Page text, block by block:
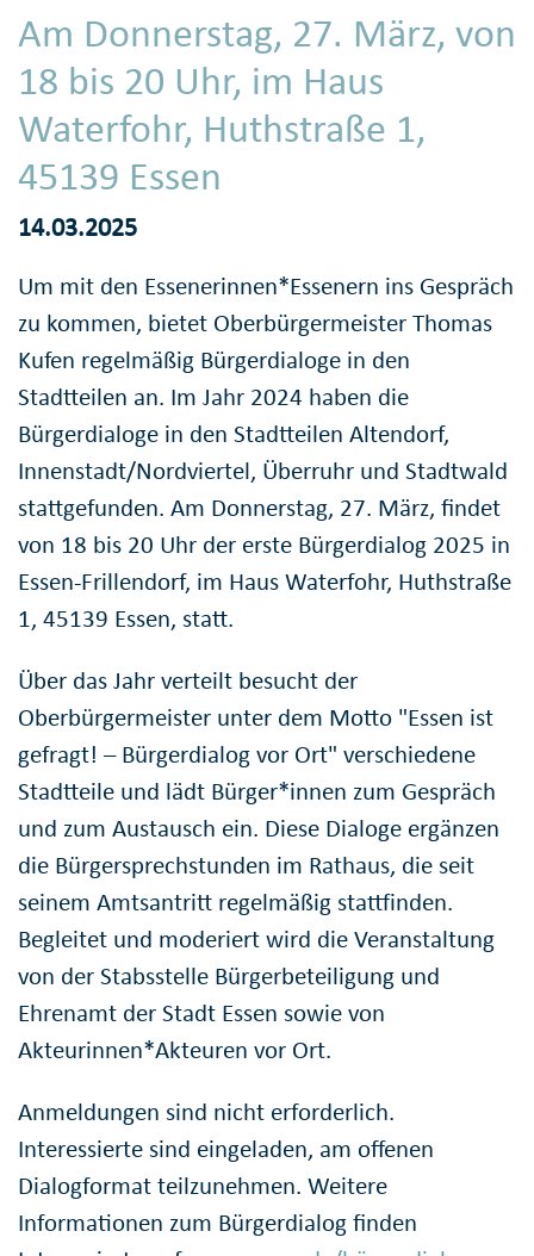
Am Donnerstag, 27. März, von
18 bis 20 Uhr, im Haus
Waterfohr, Huthstraße 1,
45139 Essen
14.03.2025
Um mit den Essenerinnen*Essenern ins Gespräch
zu kommen, bietet Oberbürgermeister Thomas
Kufen regelmäßig Bürgerdialoge in den
Stadtteilen an. Im Jahr 2024 haben die
Bürgerdialoge in den Stadtteilen Altendorf,
Innenstadt/Nordviertel, Überruhr und Stadtwald
stattgefunden. Am Donnerstag, 27. März, findet
von 18 bis 20 Uhr der erste Bürgerdialog 2025 in
Essen-Frillendorf, im Haus Waterfohr, Huthstraße
1, 45139 Essen, statt.
Über das Jahr verteilt besucht der
Oberbürgermeister unter dem Motto "Essen ist
gefragt! – Bürgerdialog vor Ort" verschiedene
Stadtteile und lädt Bürger*innen zum Gespräch
und zum Austausch ein. Diese Dialoge ergänzen
die Bürgersprechstunden im Rathaus, die seit
seinem Amtsantritt regelmäßig stattfinden.
Begleitet und moderiert wird die Veranstaltung
von der Stabsstelle Bürgerbeteiligung und
Ehrenamt der Stadt Essen sowie von
Akteurinnen*Akteuren vor Ort.
Anmeldungen sind nicht erforderlich.
Interessierte sind eingeladen, am offenen
Dialogformat teilzunehmen. Weitere
Informationen zum Bürgerdialog finden